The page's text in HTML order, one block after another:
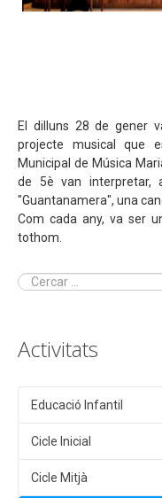
El dilluns 28 de gener
projecte musical que
Municipal de Música
de 5è van interpretar,
"Guantanamera", una
Com cada any, va ser
tothom.
Activitats
Educació Infantil
Cicle Inicial
Cicle Mitjà